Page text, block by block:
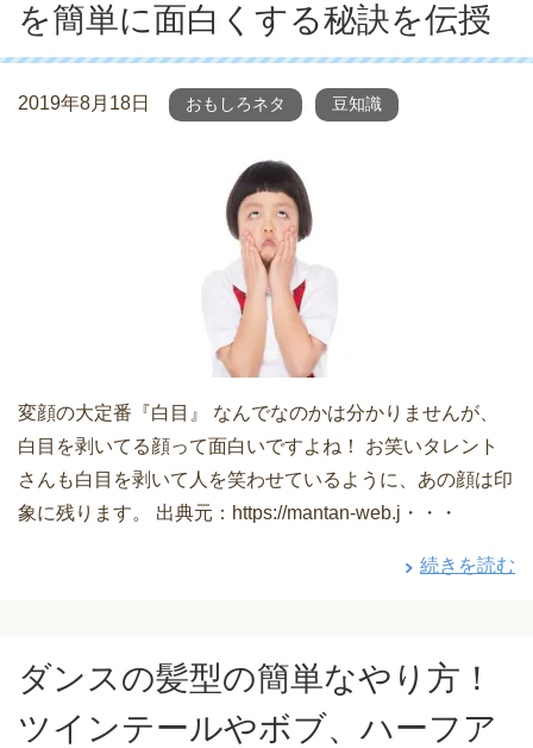
を簡単に面白くする秘訣を伝授
2019年8月18日 おもしろネタ 豆知識
変顔の大定番『白目』 なんでなのかは分かりませんが、
白目を剥いてる顔って面白いですよね！ お笑いタレント
さんも白目を剥いて人を笑わせているように、あの顔は印
象に残ります。 出典元：https://mantan-web.j・・・
続きを読む
ダンスの髪型の簡単なやり方！
ツインテールやボブ、ハーフア